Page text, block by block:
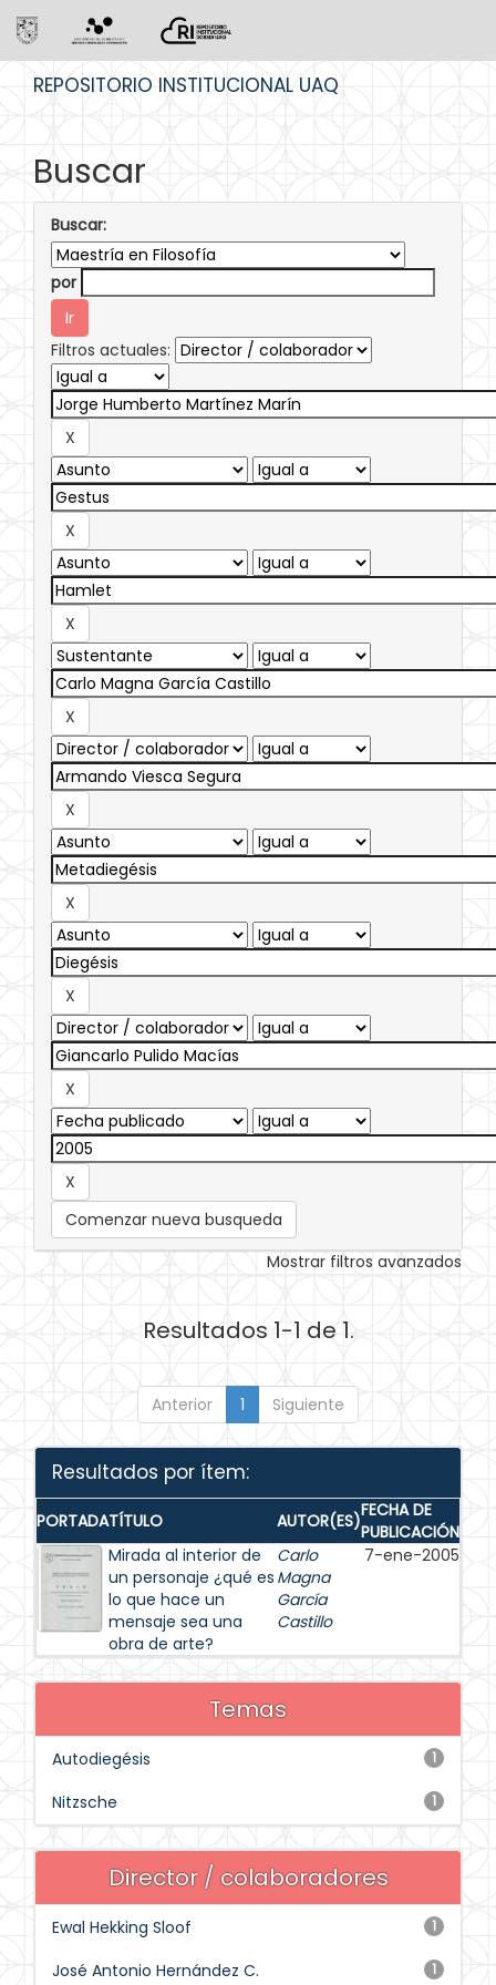
REPOSITORIO INSTITUCIONAL UAQ
Buscar
Buscar:
por
Filtros actuales:
Comenzar nueva busqueda
Mostrar filtros avanzados
Resultados 1-1 de 1.
Anterior 1 Siguiente
Resultados por ítem:
PORTADATÍTULO AUTOR(ES)FECHA DE
PUBLICACIÓN
Mirada al interior de
un personaje ¿qué es
lo que hace un
mensaje sea una
obra de arte?
Carlo
Magna
García
Castillo
7-ene-2005
Temas
1
Autodiegésis
1
Nitzsche
Director / colaboradores
1
Ewal Hekking Sloof
1
José Antonio Hernández C.